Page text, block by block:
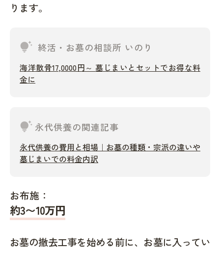
ります。
tips_and_updates 終活・お墓の相談所 いのり
海洋散骨17,0000円～ 墓じまいとセットでお得な料
金に
tips_and_updates 永代供養の関連記事
永代供養の費用と相場｜お墓の種類・宗派の違いや
墓じまいでの料金内訳
お布施：
約3〜10万円
お墓の撤去工事を始める前に、お墓に入ってい